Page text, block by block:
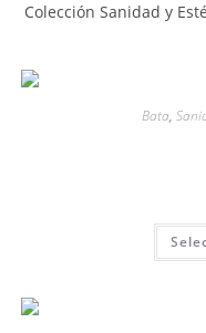
Colección Sanidad y
Bata,